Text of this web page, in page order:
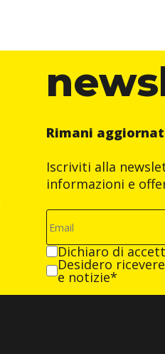
Rimani
Iscriviti alla
informazioni e
Dichiaro di
Desidero
e notizie*